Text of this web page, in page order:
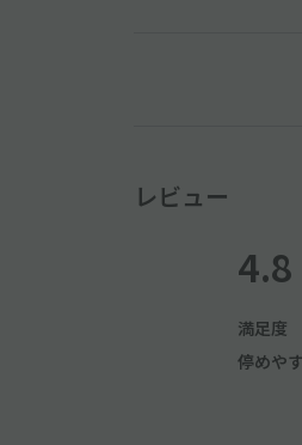
レビュー
4.8
満足度
停めや